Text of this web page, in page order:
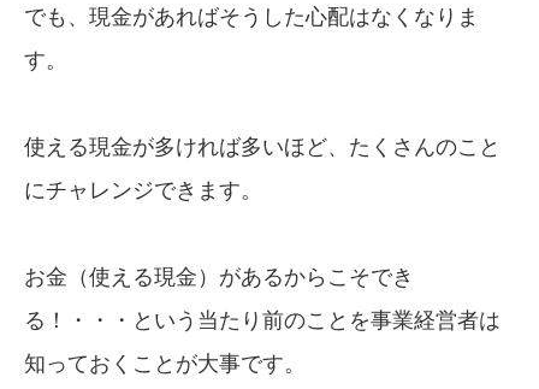
でも、現金があればそうした心配はなくなりま
す。
使える現金が多ければ多いほど、たくさんのこと
にチャレンジできます。
お金（使える現金）があるからこそでき
る！・・・という当たり前のことを事業経営者は
知っておくことが大事です。